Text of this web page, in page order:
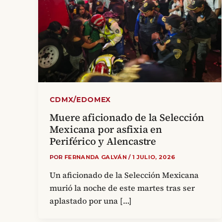
CDMX/EDOMEX
Muere aficionado de la Selección
Mexicana por asfixia en
Periférico y Alencastre
POR FERNANDA GALVÁN/ 1 JULIO, 2026
Un aficionado de la Selección Mexicana
murió la noche de este martes tras ser
aplastado por una […]